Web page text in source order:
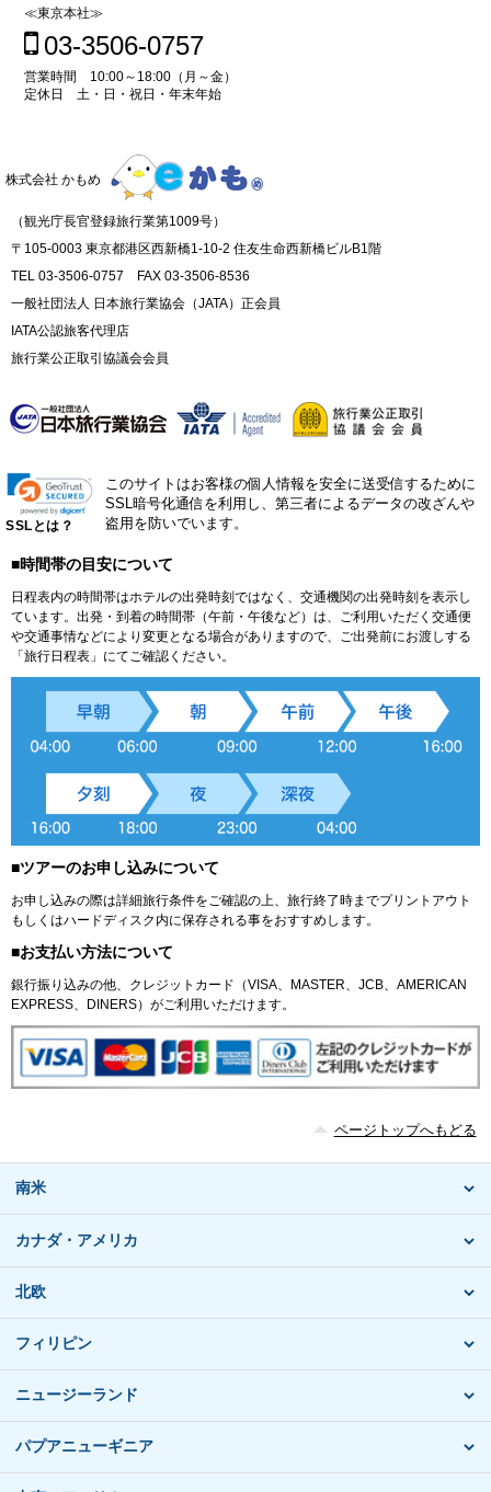
≪東京本社≫
03-3506-0757
営業時間 10:00～18:00（月～金）
定休日 土・日・祝日・年末年始
株式会社 かもめ
（観光庁長官登録旅行業第1009号）
〒105-0003 東京都港区西新橋1-10-2 住友生命西新橋ビルB1階
TEL 03-3506-0757 FAX 03-3506-8536
一般社団法人 日本旅行業協会（JATA）正会員
IATA公認旅客代理店
旅行業公正取引協議会会員
SSLとは？
このサイトはお客様の個人情報を安全に送受信するために
SSL暗号化通信を利用し、第三者によるデータの改ざんや
盗用を防いでいます。
■時間帯の目安について
日程表内の時間帯はホテルの出発時刻ではなく、交通機関の出発時刻を表示し
ています。出発・到着の時間帯（午前・午後など）は、ご利用いただく交通便
や交通事情などにより変更となる場合がありますので、ご出発前にお渡しする
「旅行日程表」にてご確認ください。
■ツアーのお申し込みについて
お申し込みの際は詳細旅行条件をご確認の上、旅行終了時までプリントアウト
もしくはハードディスク内に保存される事をおすすめします。
■お支払い方法について
銀行振り込みの他、クレジットカード（VISA、MASTER、JCB、AMERICAN
EXPRESS、DINERS）がご利用いただけます。
ページトップへもどる
南米
カナダ・アメリカ
北欧
フィリピン
ニュージーランド
パプアニューギニア